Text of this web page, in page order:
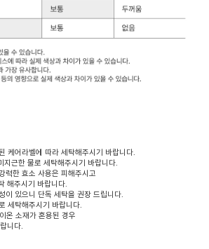
케어라벨에 따라 세탁해주시기 바랍니다.
근한 물로 세탁해주시기 바랍니다.
력한 효소 사용은 피해주시고
해주시기 바랍니다.
이 있으니 단독 세탁을 권장 드립니다.
세탁해주시기 바랍니다.
온 소재가 혼용된 경우
니다.